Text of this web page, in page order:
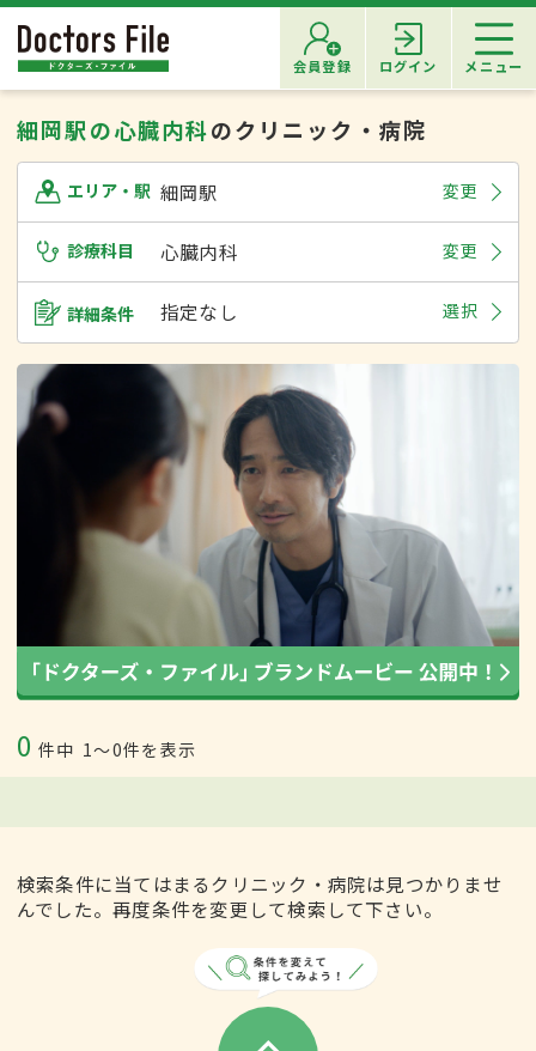
会員登録 ログイン メニュー
細岡駅の心臓内科のクリニック・病院
エリア・駅 細岡駅 変更
診療科目 心臓内科 変更
詳細条件 指定なし 選択
0 件中 1〜0件を表示
検索条件に当てはまるクリニック・病院は見つかりませ
んでした。再度条件を変更して検索して下さい。